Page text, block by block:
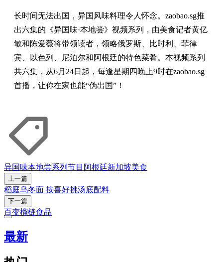
长时间无法出国，异国风味料理令人怀念。zaobao.sg推
出六集的《异国味·本地尝》视频系列，由美食记者黄亿
敏和陈爱薇将带领读者，领略俄罗斯、比时利、菲律
宾、以色列、尼泊尔和阿根廷的特色菜肴。本视频系列
共六集，从6月24日起，每逢星期四晚上9时在zaobao.sg
首播，让你在家也能“伪出国”！
异国味本地尝系列节目 阿根廷新加坡美食
上一篇
稻庭乌冬面 按喜好挑汤底配料
下一篇
百变榴梿食品
最新